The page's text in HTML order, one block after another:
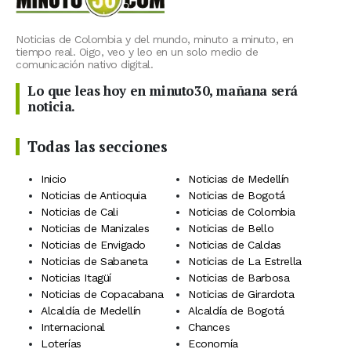
Noticias de Colombia y del mundo, minuto a minuto, en
tiempo real. Oigo, veo y leo en un solo medio de
comunicación nativo digital.
Lo que leas hoy en minuto30, mañana será
noticia.
Todas las secciones
Inicio
Noticias de Medellín
Noticias de Antioquia
Noticias de Bogotá
Noticias de Cali
Noticias de Colombia
Noticias de Manizales
Noticias de Bello
Noticias de Envigado
Noticias de Caldas
Noticias de Sabaneta
Noticias de La Estrella
Noticias Itagüí
Noticias de Barbosa
Noticias de Copacabana
Noticias de Girardota
Alcaldía de Medellín
Alcaldía de Bogotá
Internacional
Chances
Loterías
Economía